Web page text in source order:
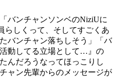
バンチャンソンベのNiziUに
らしくって、そしてすごくあ
バンチャン落ちしそう」「バ
動してる立場として…』の
んだろうなってほっこりし
ャン先輩からのメッセージが